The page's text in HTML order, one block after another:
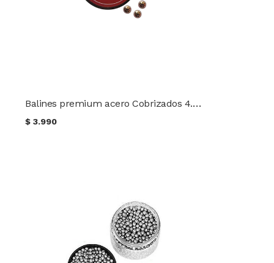
Balines premium acero Cobrizados 4.5mm TEC 500 unidades
$3.990